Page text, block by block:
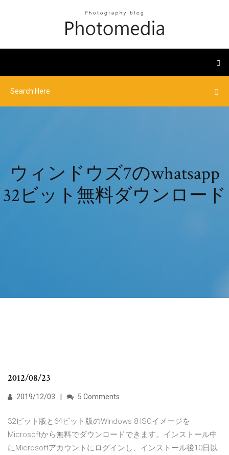
ウィンドウズ7のwhatsapp
32ビット無料ダウンロード
2012/08/23
2019/12/03 5 Comments
32ビット版と64ビット版のWindows 8 ISOイメージを
Microsoftから無料でダウンロードできます。インストール中
にMicrosoftアカウントにログインし、インストール後10日以